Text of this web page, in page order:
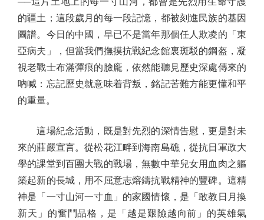
的疆土；這段歲月的每一段記憶，都被刻進民族的基因
圖譜。今日的中國，早已不是當年那個任人欺凌的「東
亞病夫」，但當我們撫摸抗戰紀念館裏斑駁的鋼盔，凝
視老戰士布滿彈痕的臉龐，依然能聽見歷史深處傳來的
吶喊：忘記歷史就意味着背叛，銘記苦難方能更懂和平
的重量。
這場紀念活動，既是對先烈的深情告慰，更是對未
來的莊嚴宣言。從松花江畔到海南島礁，從抗日軍政大
學的課堂到百團大戰的戰場，無數中華兒女用血肉之軀
築起新的長城，用不屈意志熔鑄抗戰精神的豐碑。這精
神是「一寸山河一寸血」的家國情懷，是「敢教日月換
新天」的奮鬥品格，是「越是艱險越向前」的英雄氣